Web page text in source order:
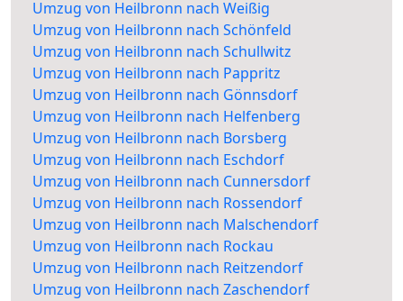
Umzug von Heilbronn nach Weißig
Umzug von Heilbronn nach Schönfeld
Umzug von Heilbronn nach Schullwitz
Umzug von Heilbronn nach Pappritz
Umzug von Heilbronn nach Gönnsdorf
Umzug von Heilbronn nach Helfenberg
Umzug von Heilbronn nach Borsberg
Umzug von Heilbronn nach Eschdorf
Umzug von Heilbronn nach Cunnersdorf
Umzug von Heilbronn nach Rossendorf
Umzug von Heilbronn nach Malschendorf
Umzug von Heilbronn nach Rockau
Umzug von Heilbronn nach Reitzendorf
Umzug von Heilbronn nach Zaschendorf